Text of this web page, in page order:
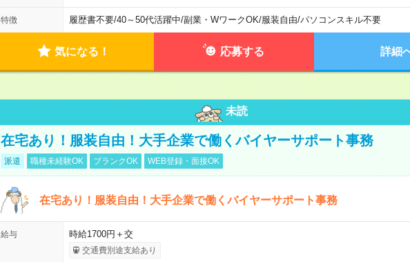
特徴 履歴書不要/40～50代活躍中/副業・WワークOK/服装自由/パソコンスキル不要
気になる！ 応募する 詳細
未読
在宅あり！服装自由！大手企業で働くバイヤーサポート事務
派遣 職種未経験OK ブランクOK WEB登録・面接OK
在宅あり！服装自由！大手企業で働くバイヤーサポート事務
給与 時給1700円＋交
交通費別途支給あり